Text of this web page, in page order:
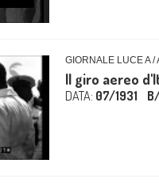
GIORNALE LUCE A /
Il giro aereo
DATA: 07/1931